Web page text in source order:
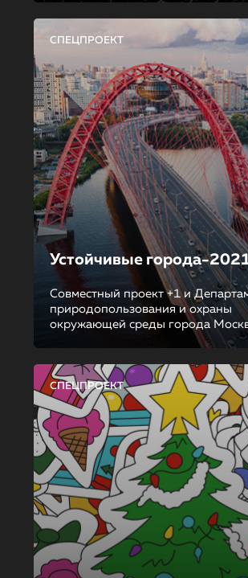
СПЕЦПРОЕКТ
Устойчивые города-
Совместный проект +1 и
природопользования и охраны
окружающей среды города
СПЕЦПРОЕКТ